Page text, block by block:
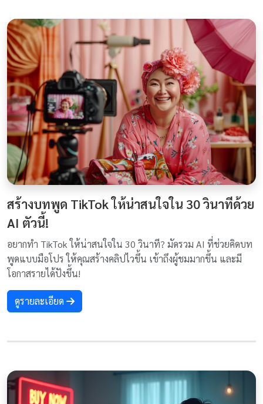
สร้างบทพูด TikTok ให้น่าสนใจใน 30 วินาทีด้วย
AI ตัวนี้!
อยากทำ TikTok ให้น่าสนใจใน 30 วินาที? มัดรวม AI ที่ช่วยคิดบท
พูดแบบมือโปร ให้คุณสร้างคลิปไวขึ้น เข้าถึงผู้ชมมากขึ้น และมี
โอกาสรายได้ปังขึ้น!
ดูรายละเอียด